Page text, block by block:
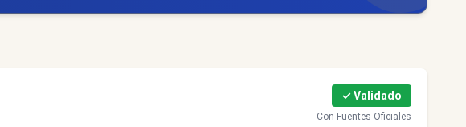
✓ Validado
Con Fuentes Oficiales